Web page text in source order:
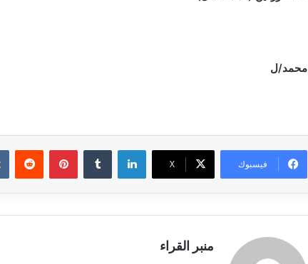
محمد/ل
فيسبوك X
لينكدإن بينتيريست
منبر القراء